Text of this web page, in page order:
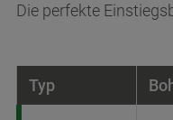
Die perfekte
Typ